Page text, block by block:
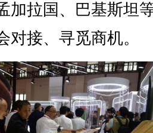
加拉国、巴基斯坦
对接、寻觅商机。